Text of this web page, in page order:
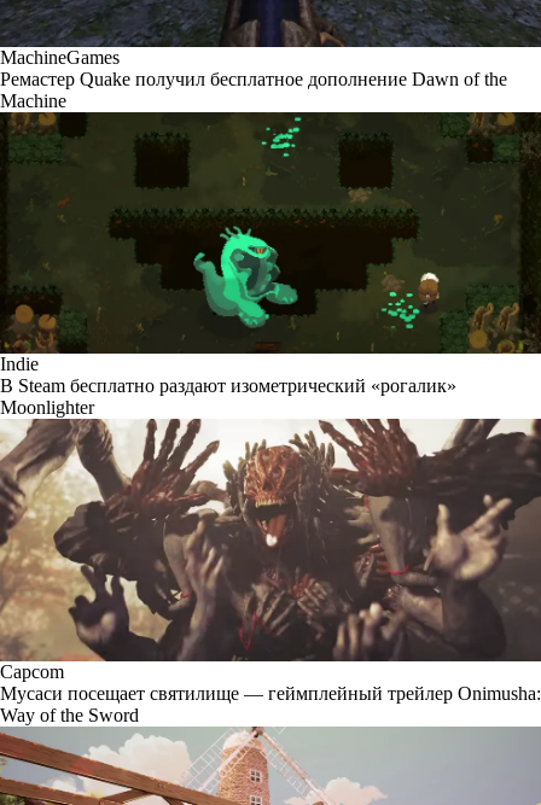
MachineGames
Ремастер Quake получил бесплатное дополнение Dawn of the
Machine
Indie
В Steam бесплатно раздают изометрический «рогалик»
Moonlighter
Capcom
Мусаси посещает святилище — геймплейный трейлер Onimusha:
Way of the Sword